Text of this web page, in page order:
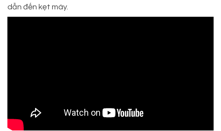
dẫn đến kẹt máy.